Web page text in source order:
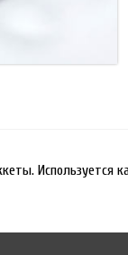
Используется